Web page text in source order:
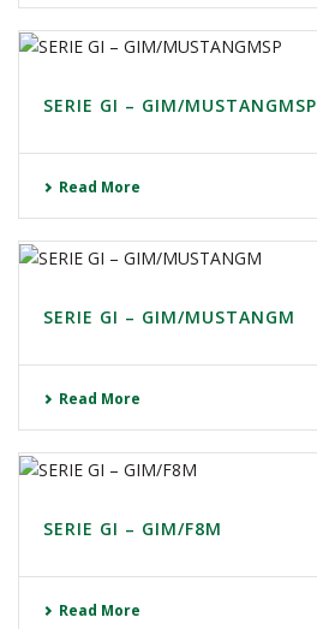
SERIE GI – GIM/MUSTANGMSP
Read More
SERIE GI – GIM/MUSTANGM
Read More
SERIE GI – GIM/F8M
Read More